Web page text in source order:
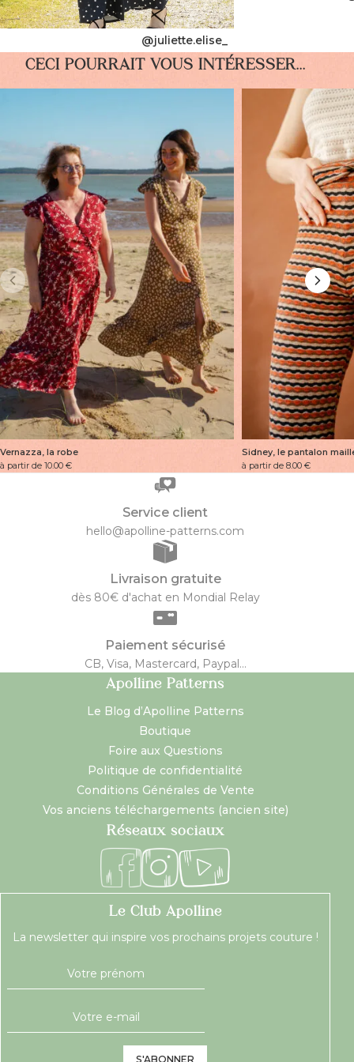
@juliette.elise_
CECI POURRAIT VOUS INTÉRESSER...
Vernazza, la robe
à partir de 10.00 €
Sidney, le pantalon
à partir de 8.00 €
Service client
hello@apolline-patterns.com
Livraison gratuite
dès 80€ d'achat en Mondial Relay
Paiement sécurisé
CB, Visa, Mastercard, Paypal...
Apolline Patterns
Le Blog d’Apolline Patterns
Boutique
Foire aux Questions
Politique de confidentialité
Conditions Générales de Vente
Vos anciens téléchargements (ancien site)
Réseaux sociaux
Le Club Apolline
La newsletter qui inspire vos prochains projets couture !
S'ABONNER